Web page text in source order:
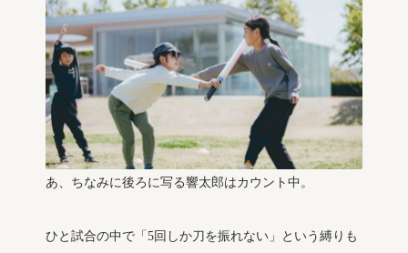
あ、ちなみに後ろに写る響太郎はカウント中。
ひと試合の中で「5回しか刀を振れない」という縛りも